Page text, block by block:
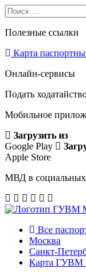
Search
for:
Полезные ссылки
Карта
Онлайн-сервисы
Подать
Мобильное
Загрузить из
Google Play
Apple Store
МВД в социальных
Все
Москва
Санкт-
Карта